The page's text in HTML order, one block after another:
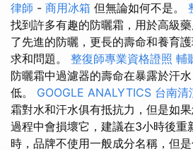
律師 - 商用冰箱 但無論如何不是。
找到許多有趣的防曬霜，用於高級
了先進的防曬，更長的壽命和養育
求和問題。 整復師專業資格證照 輔
防曬霜中過濾器的壽命在暴露於汗
低。 GOOGLE ANALYTICS 台南清
霜對水和汗水俱有抵抗力，但是如
過程中會損壞它，建議在3小時後重
時，品牌不使用一般成分名稱，但